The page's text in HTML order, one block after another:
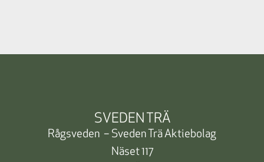
SVEDEN TRÄ
Rågsveden – Sveden Trä Aktiebolag
Näset 117